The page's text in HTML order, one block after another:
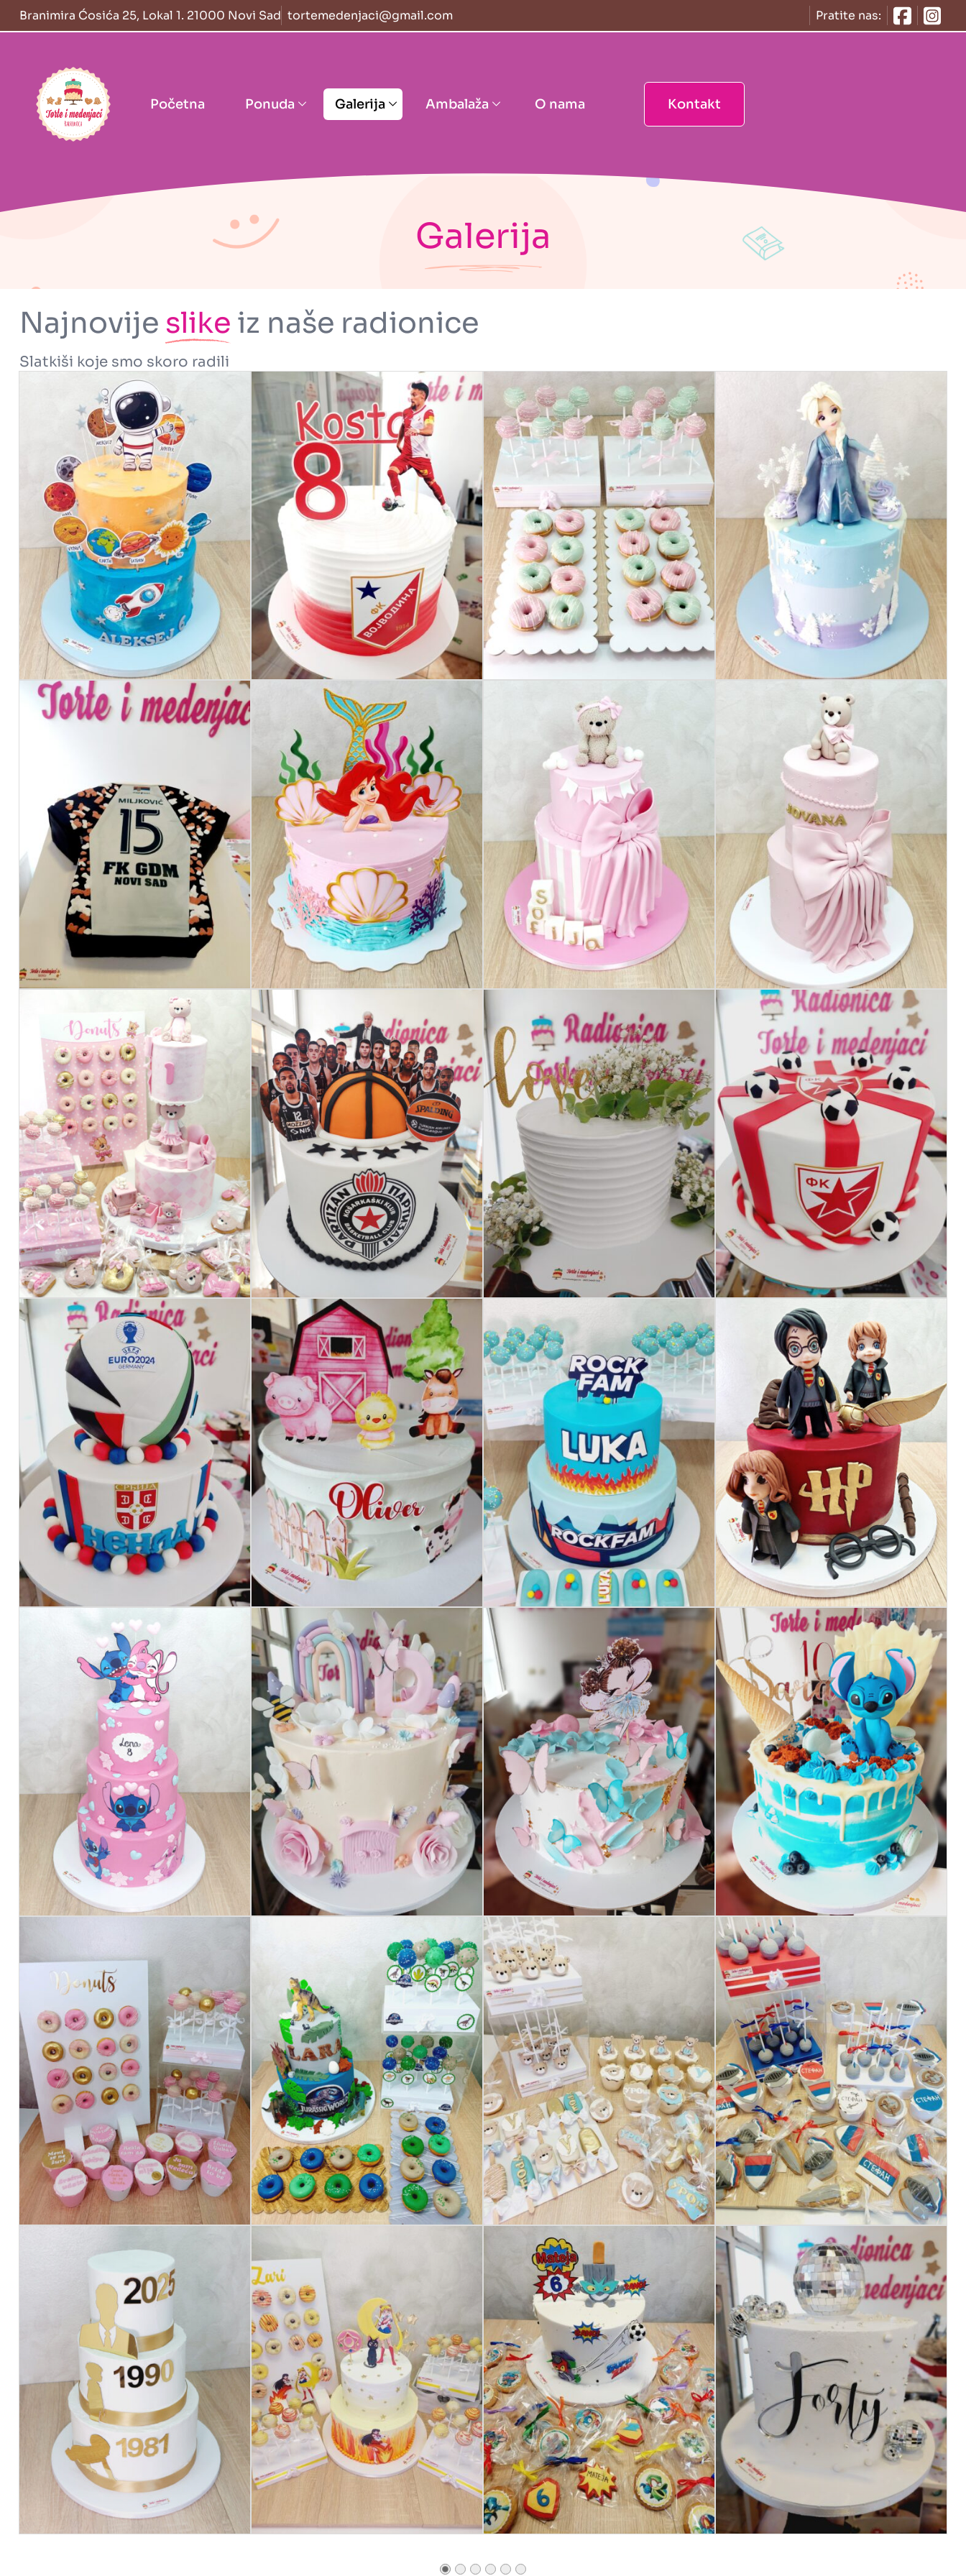
Skip to content
Branimira Ćosića 25, Lokal 1. 21000 Novi Sad tortemedenjaci@gmail.com Pratite nas: Follow
Home Link Logo
Početna Ponuda Galerija Ambalaža O nama Kontakt
Galerija
Najnovije slike iz naše radionice
Slatkiši koje smo skoro radili